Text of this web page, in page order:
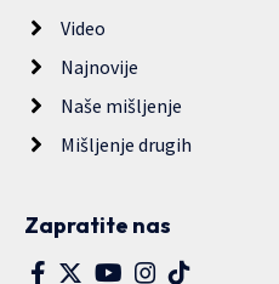
Video
Najnovije
Naše mišljenje
Mišljenje drugih
Zapratite nas